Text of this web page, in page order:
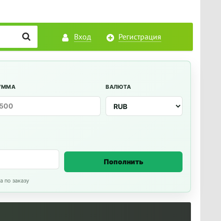
Вход Регистрация
ВАЛЮТА
Пополнить
по заказу